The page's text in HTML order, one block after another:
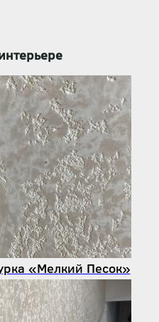
«Мелкий Песок»